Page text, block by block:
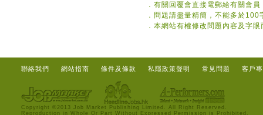
． 有關回覆會直接電郵給有關會
． 問題請盡量精簡，不能多於100
． 本網站有權修改問題內容及字眼
聯絡我們 網站指南 條件及條款 私隱政策聲明 常見問題 客戶
Copyright ©2013 Job Market Publishing Limited. All Right Reserved.
Reproduction in Whole Or Part Without Expressed Permission is Prohibited.